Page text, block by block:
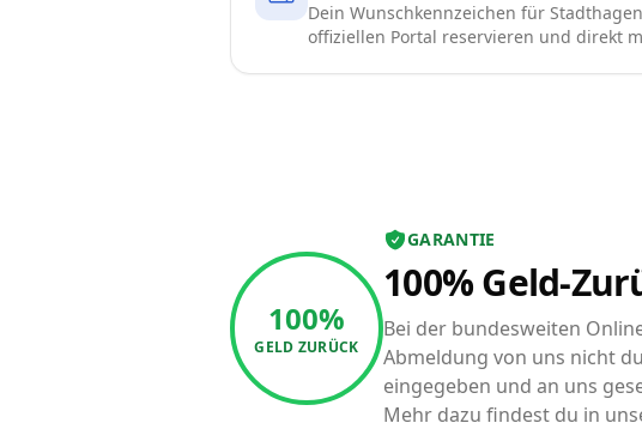
Dein Wunschkennzeichen für
offiziellen Portal reservieren und direkt
100%
GELD ZURÜCK
GARANTIE
100% Geld-
Bei der bundesweiten
Abmeldung von uns nicht
eingegeben und an uns
Mehr dazu findest du in